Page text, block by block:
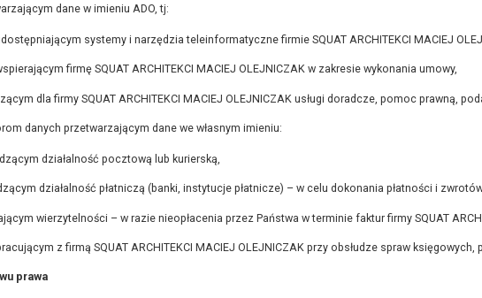
dane w imieniu ADO, tj:
systemy i narzędzia teleinformatyczne firmie SQUAT ARCHITEKCI MACIEJ
firmę SQUAT ARCHITEKCI MACIEJ OLEJNICZAK w zakresie wykonania umowy,
dla firmy SQUAT ARCHITEKCI MACIEJ OLEJNICZAK usługi doradcze, pomoc prawną,
danych przetwarzającym dane we własnym imieniu:
działalność pocztową lub kurierską,
działalność płatniczą (banki, instytucje płatnicze) – w celu dokonania płatności i
wierzytelności – w razie nieopłacenia przez Państwa w terminie faktur firmy SQUAT
z firmą SQUAT ARCHITEKCI MACIEJ OLEJNICZAK przy obsłudze spraw
prawa